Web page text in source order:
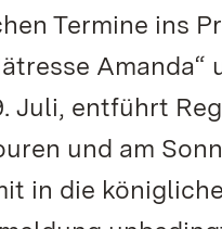
Termine ins
Amanda“
Juli, entführt
und am
in die